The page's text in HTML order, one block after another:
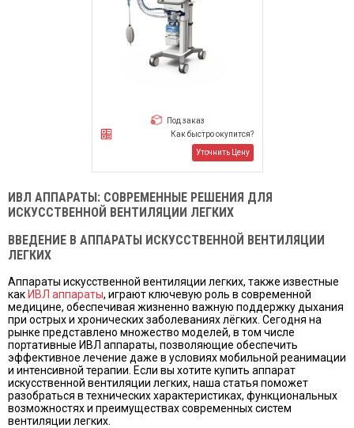
Под заказ
Как быстро окупится?
Уточнить Цену
ИВЛ АППАРАТЫ: СОВРЕМЕННЫЕ РЕШЕНИЯ ДЛЯ
ИСКУССТВЕННОЙ ВЕНТИЛЯЦИИ ЛЕГКИХ
ВВЕДЕНИЕ В АППАРАТЫ ИСКУССТВЕННОЙ ВЕНТИЛЯЦИИ
ЛЕГКИХ
Аппараты искусственной вентиляции легких, также известные
как ИВЛ аппараты, играют ключевую роль в современной
медицине, обеспечивая жизненно важную поддержку дыхания
при острых и хронических заболеваниях лёгких. Сегодня на
рынке представлено множество моделей, в том числе
портативные ИВЛ аппараты, позволяющие обеспечить
эффективное лечение даже в условиях мобильной реанимации
и интенсивной терапии. Если вы хотите купить аппарат
искусственной вентиляции легких, наша статья поможет
разобраться в технических характеристиках, функциональных
возможностях и преимуществах современных систем
вентиляции легких.